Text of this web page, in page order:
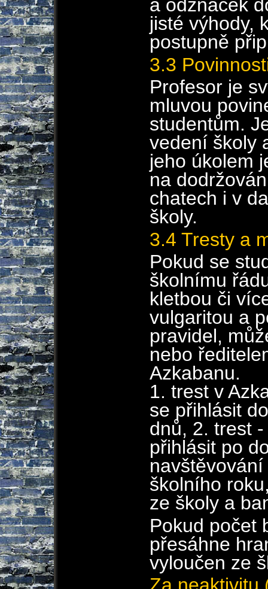
a odznáček
jisté výhody,
postupně
3.3
Profesor je
mluvou
studentům.
vedení školy
jeho úkolem
na
chatech i v
školy.
3.4 Tresty a
Pokud se
školnímu
kletbou či
vulgaritou a
pravidel,
nebo
Azkabanu.
1. trest v
se přihlásit
dnů, 2. trest
přihlásit po
školního
ze školy a
Pokud počet
přesáhne
vyloučen ze